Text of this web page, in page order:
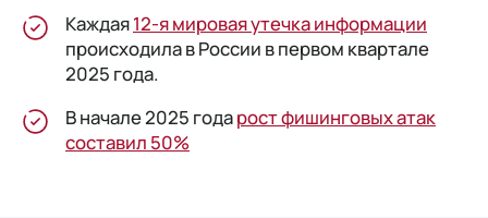
Каждая12-я мировая утечка информации
происходила в России в первом квартале
2025 года.
В начале 2025 годарост фишинговых атак
составил 50%